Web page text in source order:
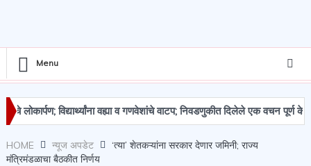
Menu
विद्यार्थ्यांना वह्या व गणवेशांचे वाटप; निवडणुकीत दिलेले एक वचन पूर्ण केले –
HOME न्यूज अपडेट
‘त्या’ शेतकऱ्यांना सरकार देणार जमिनी; राज्य
मंत्रिमंडळाचा बैठकीत निर्णय